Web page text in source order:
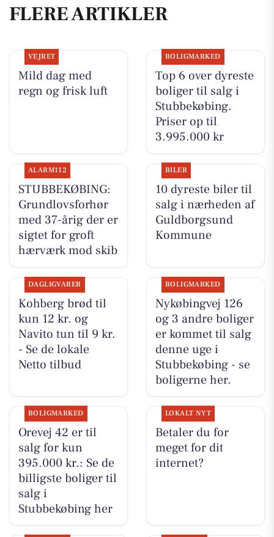
FLERE ARTIKLER
VEJRET
Mild dag med
regn og frisk luft
BOLIGMARKED
Top 6 over dyreste
boliger til salg i
Stubbekøbing.
Priser op til
3.995.000 kr
ALARM112
STUBBEKØBING:
Grundlovsforhør
med 37-årig der er
sigtet for groft
hærværk mod skib
BILER
10 dyreste biler til
salg i nærheden af
Guldborgsund
Kommune
DAGLIGVARER
Kohberg brød til
kun 12 kr. og
Navito tun til 9 kr.
- Se de lokale
Netto tilbud
BOLIGMARKED
Nykøbingvej 126
og 3 andre boliger
er kommet til salg
denne uge i
Stubbekøbing - se
boligerne her.
BOLIGMARKED
Orevej 42 er til
salg for kun
395.000 kr.: Se de
billigste boliger til
salg i
Stubbekøbing her
LOKALT NYT
Betaler du for
meget for dit
internet?